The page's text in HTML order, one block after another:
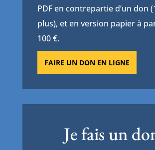
PDF en contrepartie d’un don
plus), et en version papier à
100 €.
FAIRE UN DON EN LIGNE
Je fais un